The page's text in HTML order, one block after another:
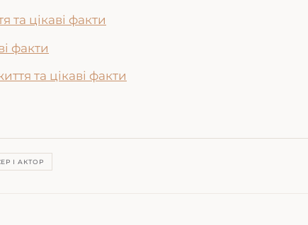
та цікаві факти
факти
та цікаві факти
І АКТОР